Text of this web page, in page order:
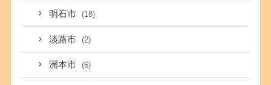
明石市 (18)
淡路市 (2)
洲本市 (6)